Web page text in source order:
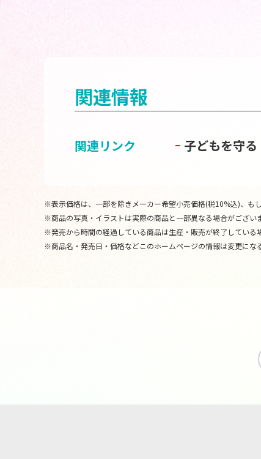
関連情報
関連リンク 子どもを守
※表示価格は、一部を除きメーカー希望小売価格(税10%込)、も
※商品の写真・イラストは実際の商品と一部異なる場合がござい
※発売から時間の経過している商品は生産・販売が終了している
※商品名・発売日・価格などこのホームページの情報は変更にな